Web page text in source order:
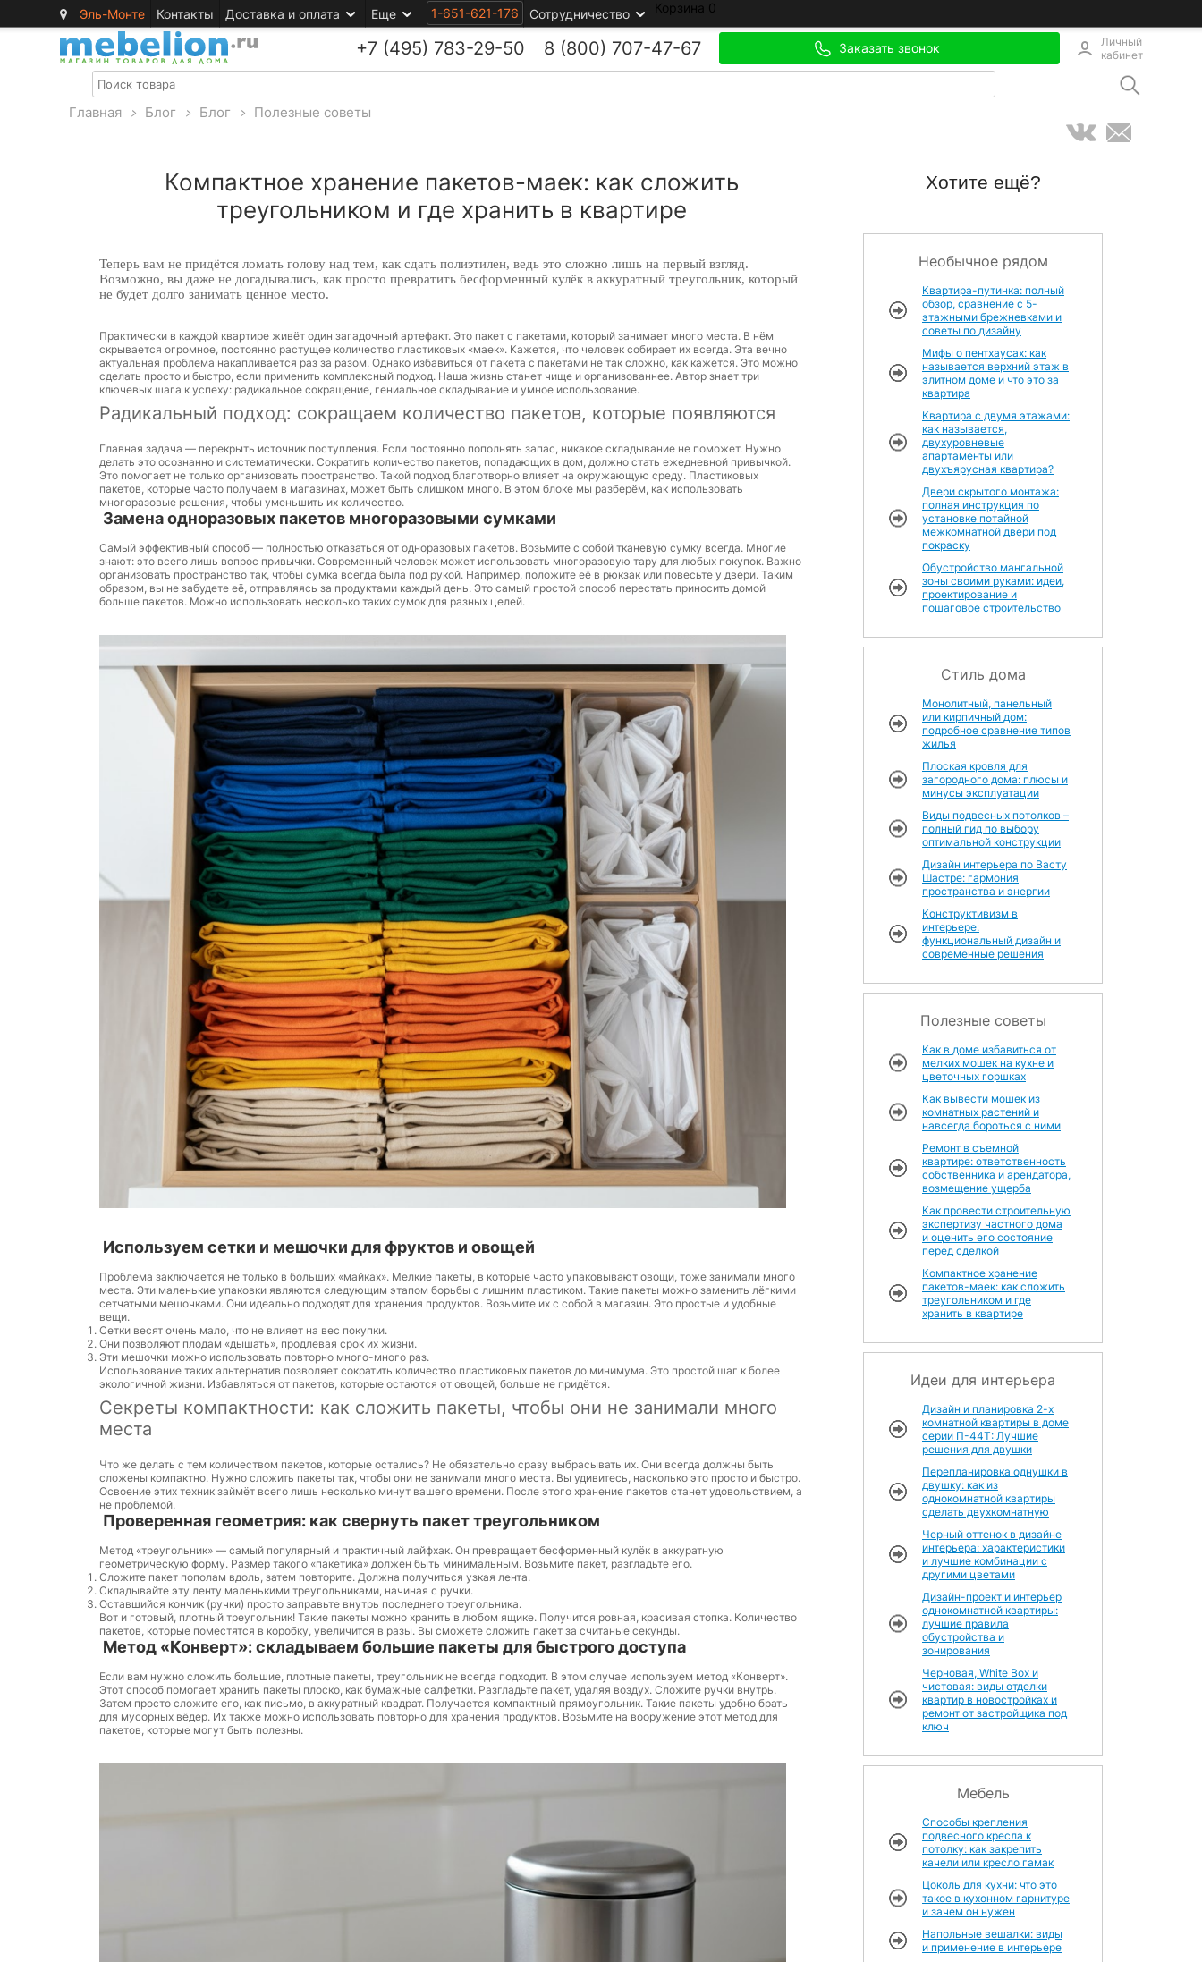
Эль-Монте Контакты Доставка и оплата Еще 1-651-621-176 Сотрудничество Корзина 0
+7 (495) 783-29-50 8 (800) 707-47-67 Заказать звонок
Личный
кабинет
Главная > Блог > Блог > Полезные советы
Компактное хранение пакетов-маек: как сложить
треугольником и где хранить в квартире
Теперь вам не придётся ломать голову над тем, как сдать полиэтилен, ведь это сложно лишь на первый взгляд.
Возможно, вы даже не догадывались, как просто превратить бесформенный кулёк в аккуратный треугольник, который
не будет долго занимать ценное место.
Практически в каждой квартире живёт один загадочный артефакт. Это пакет с пакетами, который занимает много места. В нём
скрывается огромное, постоянно растущее количество пластиковых «маек». Кажется, что человек собирает их всегда. Эта вечно
актуальная проблема накапливается раз за разом. Однако избавиться от пакета с пакетами не так сложно, как кажется. Это можно
сделать просто и быстро, если применить комплексный подход. Наша жизнь станет чище и организованнее. Автор знает три
ключевых шага к успеху: радикальное сокращение, гениальное складывание и умное использование.
Радикальный подход: сокращаем количество пакетов, которые появляются
Главная задача — перекрыть источник поступления. Если постоянно пополнять запас, никакое складывание не поможет. Нужно
делать это осознанно и систематически. Сократить количество пакетов, попадающих в дом, должно стать ежедневной привычкой.
Это помогает не только организовать пространство. Такой подход благотворно влияет на окружающую среду. Пластиковых
пакетов, которые часто получаем в магазинах, может быть слишком много. В этом блоке мы разберём, как использовать
многоразовые решения, чтобы уменьшить их количество.
Замена одноразовых пакетов многоразовыми сумками
Самый эффективный способ — полностью отказаться от одноразовых пакетов. Возьмите с собой тканевую сумку всегда. Многие
знают: это всего лишь вопрос привычки. Современный человек может использовать многоразовую тару для любых покупок. Важно
организовать пространство так, чтобы сумка всегда была под рукой. Например, положите её в рюкзак или повесьте у двери. Таким
образом, вы не забудете её, отправляясь за продуктами каждый день. Это самый простой способ перестать приносить домой
больше пакетов. Можно использовать несколько таких сумок для разных целей.
Используем сетки и мешочки для фруктов и овощей
Проблема заключается не только в больших «майках». Мелкие пакеты, в которые часто упаковывают овощи, тоже занимали много
места. Эти маленькие упаковки являются следующим этапом борьбы с лишним пластиком. Такие пакеты можно заменить лёгкими
сетчатыми мешочками. Они идеально подходят для хранения продуктов. Возьмите их с собой в магазин. Это простые и удобные
вещи.
Сетки весят очень мало, что не влияет на вес покупки.
Они позволяют плодам «дышать», продлевая срок их жизни.
Эти мешочки можно использовать повторно много-много раз.
Использование таких альтернатив позволяет сократить количество пластиковых пакетов до минимума. Это простой шаг к более
экологичной жизни. Избавляться от пакетов, которые остаются от овощей, больше не придётся.
Секреты компактности: как сложить пакеты, чтобы они не занимали много
места
Что же делать с тем количеством пакетов, которые остались? Не обязательно сразу выбрасывать их. Они всегда должны быть
сложены компактно. Нужно сложить пакеты так, чтобы они не занимали много места. Вы удивитесь, насколько это просто и быстро.
Освоение этих техник займёт всего лишь несколько минут вашего времени. После этого хранение пакетов станет удовольствием, а
не проблемой.
Проверенная геометрия: как свернуть пакет треугольником
Метод «треугольник» — самый популярный и практичный лайфхак. Он превращает бесформенный кулёк в аккуратную
геометрическую форму. Размер такого «пакетика» должен быть минимальным. Возьмите пакет, разгладьте его.
Сложите пакет пополам вдоль, затем повторите. Должна получиться узкая лента.
Складывайте эту ленту маленькими треугольниками, начиная с ручки.
Оставшийся кончик (ручки) просто заправьте внутрь последнего треугольника.
Вот и готовый, плотный треугольник! Такие пакеты можно хранить в любом ящике. Получится ровная, красивая стопка. Количество
пакетов, которые поместятся в коробку, увеличится в разы. Вы сможете сложить пакет за считаные секунды.
Метод «Конверт»: складываем большие пакеты для быстрого доступа
Если вам нужно сложить большие, плотные пакеты, треугольник не всегда подходит. В этом случае используем метод «Конверт».
Этот способ помогает хранить пакеты плоско, как бумажные салфетки. Разгладьте пакет, удаляя воздух. Сложите ручки внутрь.
Затем просто сложите его, как письмо, в аккуратный квадрат. Получается компактный прямоугольник. Такие пакеты удобно брать
для мусорных вёдер. Их также можно использовать повторно для хранения продуктов. Возьмите на вооружение этот метод для
пакетов, которые могут быть полезны.
Хотите ещё?
Необычное рядом
Квартира-путинка: полный
обзор, сравнение с 5-
этажными брежневками и
советы по дизайну
Мифы о пентхаусах: как
называется верхний этаж в
элитном доме и что это за
квартира
Квартира с двумя этажами:
как называется,
двухуровневые
апартаменты или
двухъярусная квартира?
Двери скрытого монтажа:
полная инструкция по
установке потайной
межкомнатной двери под
покраску
Обустройство мангальной
зоны своими руками: идеи,
проектирование и
пошаговое строительство
Стиль дома
Монолитный, панельный
или кирпичный дом:
подробное сравнение типов
жилья
Плоская кровля для
загородного дома: плюсы и
минусы эксплуатации
Виды подвесных потолков –
полный гид по выбору
оптимальной конструкции
Дизайн интерьера по Васту
Шастре: гармония
пространства и энергии
Конструктивизм в
интерьере:
функциональный дизайн и
современные решения
Полезные советы
Как в доме избавиться от
мелких мошек на кухне и
цветочных горшках
Как вывести мошек из
комнатных растений и
навсегда бороться с ними
Ремонт в съемной
квартире: ответственность
собственника и арендатора,
возмещение ущерба
Как провести строительную
экспертизу частного дома
и оценить его состояние
перед сделкой
Компактное хранение
пакетов-маек: как сложить
треугольником и где
хранить в квартире
Идеи для интерьера
Дизайн и планировка 2-х
комнатной квартиры в доме
серии П-44Т: Лучшие
решения для двушки
Перепланировка однушки в
двушку: как из
однокомнатной квартиры
сделать двухкомнатную
Черный оттенок в дизайне
интерьера: характеристики
и лучшие комбинации с
другими цветами
Дизайн-проект и интерьер
однокомнатной квартиры:
лучшие правила
обустройства и
зонирования
Черновая, White Box и
чистовая: виды отделки
квартир в новостройках и
ремонт от застройщика под
ключ
Мебель
Способы крепления
подвесного кресла к
потолку: как закрепить
качели или кресло гамак
Цоколь для кухни: что это
такое в кухонном гарнитуре
и зачем он нужен
Напольные вешалки: виды
и применение в интерьере